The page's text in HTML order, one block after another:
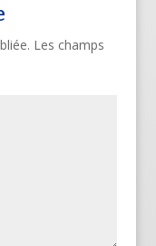
Les champs